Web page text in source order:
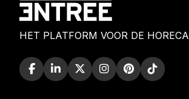
HET PLATFORM VOOR DE HORECA